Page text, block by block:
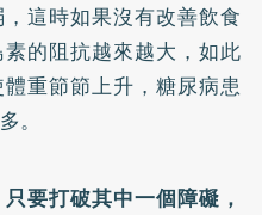
這時如果沒有改善飲食
的阻抗越來越大，如此
重節節上升，糖尿病患
。
要打破其中一個障礙，